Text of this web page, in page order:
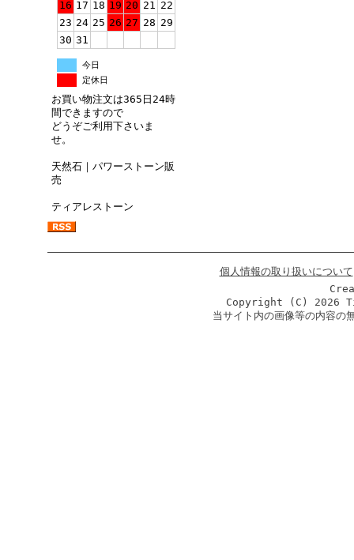
16 17 18 19 20 21 22
23 24 25 26 27 28 29
30 31
今日
定休日
お買い物注文は365日24時
間できますので
どうぞご利用下さいま
せ。
天然石｜パワーストーン販
売
ティアレストーン
個人情報の取り扱いについて
Copyright (C) 2026
当サイト内の画像等の内容の